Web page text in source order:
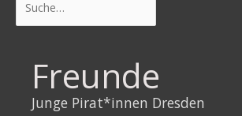
Freunde
Junge Pirat*innen Dresden